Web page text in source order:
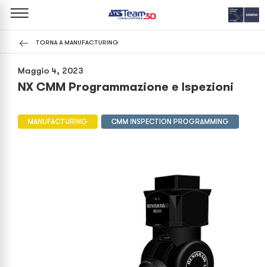
TORNA A MANUFACTURING
Maggio 4, 2023
NX CMM Programmazione e Ispezioni
MANUFACTURING CMM INSPECTION PROGRAMMING